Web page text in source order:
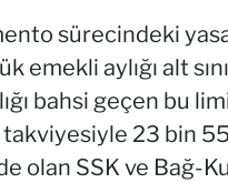
sürecindeki
emekli aylığı alt
bahsi geçen bu
23 bin
olan SSK ve Bağ-